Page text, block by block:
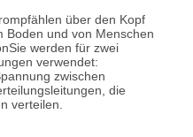
über den Kopf
Boden und von Menschen
werden für zwei
verwendet:
zwischen
die
verteilen.